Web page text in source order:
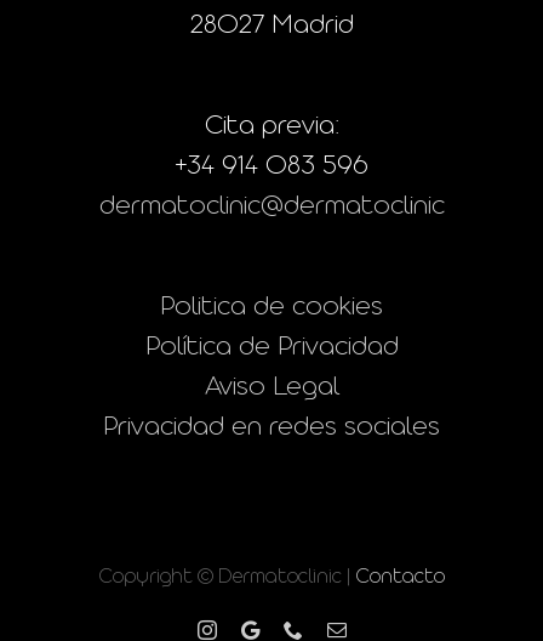
28027 Madrid
Cita previa:
+34 914 083 596
dermatoclinic@dermatoclinic
Politica de cookies
Política de Privacidad
Aviso Legal
Privacidad en redes sociales
Copyright © Dermatoclinic | Contacto
Instagram
Google PhoneCorreo